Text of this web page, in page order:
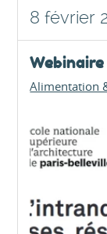
8 février
Alimentation